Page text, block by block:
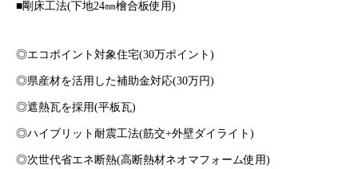
■剛床工法(下地24㎜檜合板使用)
◎エコポイント対象住宅(30万ポイント)
◎県産材を活用した補助金対応(30万円)
◎遮熱瓦を採用(平板瓦)
◎ハイブリット耐震工法(筋交+外壁ダイライト)
◎次世代省エネ断熱(高断熱材ネオマフォーム使用)